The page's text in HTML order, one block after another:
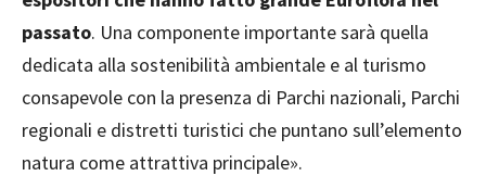
passato. Una componente importante sarà quella
dedicata alla sostenibilità ambientale e al turismo
consapevole con la presenza di Parchi nazionali, Parchi
regionali e distretti turistici che puntano sull’elemento
natura come attrattiva principale».